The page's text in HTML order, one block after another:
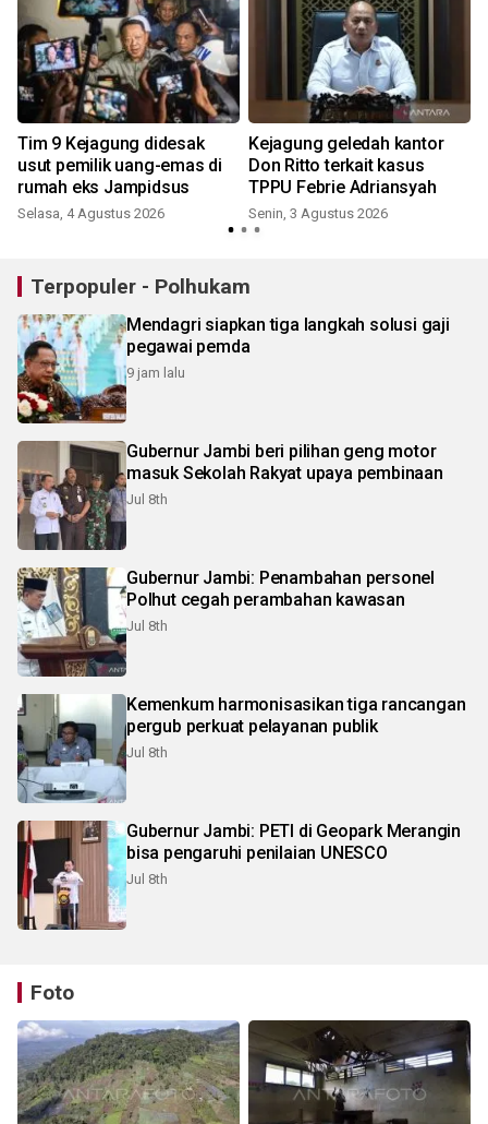
Tim 9 Kejagung didesak
usut pemilik uang-emas di
rumah eks Jampidsus
Selasa, 4 Agustus 2026
Kejagung geledah kantor
Don Ritto terkait kasus
TPPU Febrie Adriansyah
Senin, 3 Agustus 2026
Terpopuler - Polhukam
Mendagri siapkan tiga langkah solusi gaji
pegawai pemda
9 jam lalu
Gubernur Jambi beri pilihan geng motor
masuk Sekolah Rakyat upaya pembinaan
Jul 8th
Gubernur Jambi: Penambahan personel
Polhut cegah perambahan kawasan
Jul 8th
Kemenkum harmonisasikan tiga rancangan
pergub perkuat pelayanan publik
Jul 8th
Gubernur Jambi: PETI di Geopark Merangin
bisa pengaruhi penilaian UNESCO
Jul 8th
Foto